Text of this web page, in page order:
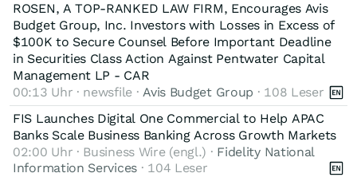
ROSEN, A TOP-RANKED LAW FIRM, Encourages Avis
Budget Group, Inc. Investors with Losses in Excess of
$100K to Secure Counsel Before Important Deadline
in Securities Class Action Against Pentwater Capital
Management LP - CAR
00:13 Uhr · newsfile ·Avis Budget Group · 108 Leser
FIS Launches Digital One Commercial to Help APAC
Banks Scale Business Banking Across Growth Markets
02:00 Uhr · Business Wire (engl.) · Fidelity National
Information Services · 104 Leser